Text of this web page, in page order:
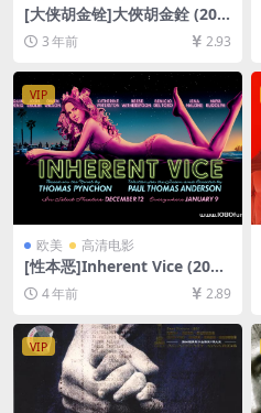
[大侠胡金铨]大俠胡金銓 (202
2)[百度网盘+迅雷云盘资源10
80P超清未删减][MP4/8GB]
[中文字幕]
3 年前 2.93
VIP
欧美 高清电影
[性本恶]Inherent Vice (201
4)[百度网盘+迅雷云盘资源10
80P超清未删减][MP4/9.2GB]
4 年前 2.89
VIP